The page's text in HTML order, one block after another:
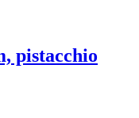
pistacchio